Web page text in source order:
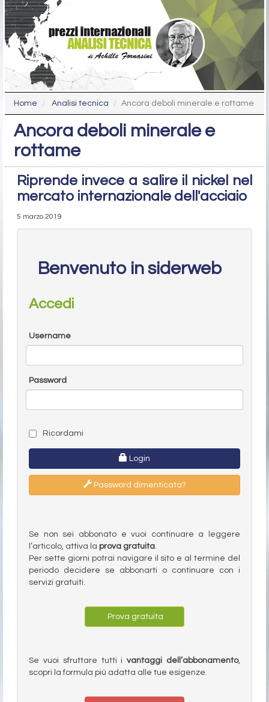
Home Analisi tecnica Ancora deboli minerale e rottame
Ancora deboli minerale e
rottame
Riprende invece a salire il nickel nel
mercato internazionale dell'acciaio
5 marzo 2019
Benvenuto in siderweb
Accedi
Username
Password
Ricordami
Login
Password dimenticata?
Se non sei abbonato e vuoi continuare a leggere
l’articolo, attiva la prova gratuita.
Per sette giorni potrai navigare il sito e al termine del
periodo decidere se abbonarti o continuare con i
servizi gratuiti.
Prova gratuita
Se vuoi sfruttare tutti ivantaggi dell’abbonamento,
scopri la formula più adatta alle tue esigenze.